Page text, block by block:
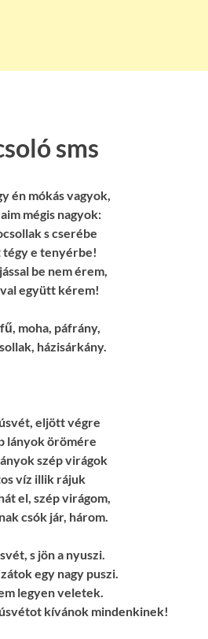
sms
én mókás vagyok,
mégis nagyok:
s cserébe
tégy e tenyérbe!
be nem érem,
együtt kérem!
moha, páfrány,
házisárkány.
eljött végre
lányok örömére
szép virágok
víz illik rájuk
el, szép virágom,
csók jár, három.
s jön a nyuszi.
egy nagy puszi.
legyen veletek.
kívánok mindenkinek!